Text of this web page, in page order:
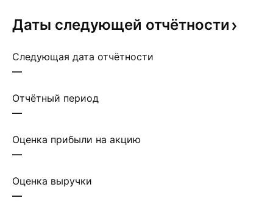
Даты следующей отчётности
Следующая дата отчётности
—
Отчётный период
—
Оценка прибыли на акцию
—
Оценка выручки
—